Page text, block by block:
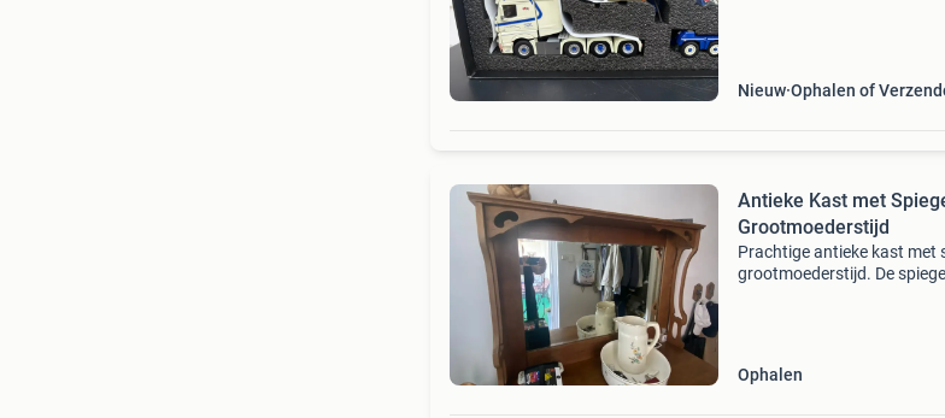
Nieuw Ophalen of
Antieke Kast met
Grootmoederstijd
Prachtige antieke kast met
grootmoederstijd. De
Ophalen